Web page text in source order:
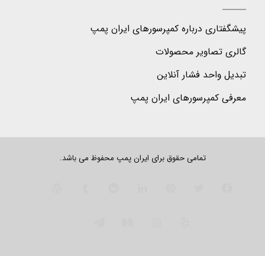
پیشگفتاری درباره کمپرسورهای ایران پمپ
گالری تصاویر محصولات
تبدیل واحد فشار آنلاین
معرفی کمپرسورهای ایران پمپ
تمامی حقوق برای ایران پمپ محفوظ می باشد.